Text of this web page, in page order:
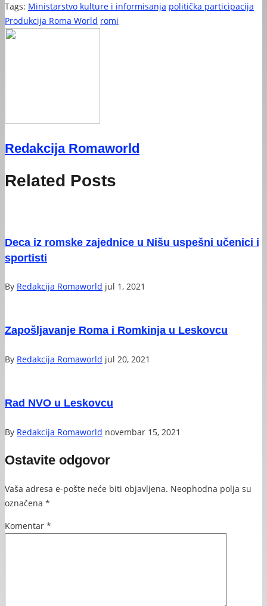
Tags: Ministarstvo kulture i informisanja politička participacija
Produkcija Roma World romi
Redakcija Romaworld
Related Posts
Deca iz romske zajednice u Nišu uspešni učenici i
sportisti
By Redakcija Romaworld jul 1, 2021
Zapošljavanje Roma i Romkinja u Leskovcu
By Redakcija Romaworld jul 20, 2021
Rad NVO u Leskovcu
By Redakcija Romaworld novembar 15, 2021
Ostavite odgovor
Vaša adresa e-pošte neće biti objavljena. Neophodna polja su
označena *
Komentar *